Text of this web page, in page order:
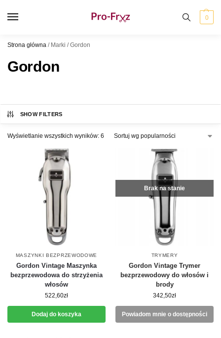
0
Strona główna / Marki /Gordon
Gordon
SHOW FILTERS
Wyświetlanie wszystkich wyników: 6
MASZYNKI BEZPRZEWODOWE
Gordon Vintage Maszynka
bezprzewodowa do strzyżenia
włosów
522,60zł
Dodaj do koszyka
Brak na stanie
TRYMERY
Gordon Vintage Trymer
bezprzewodowy do włosów i
brody
342,50zł
Powiadom mnie o dostępności